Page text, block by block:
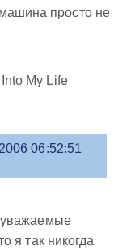
просто не
My Life
06:52:51
уважаемые
я так никогда